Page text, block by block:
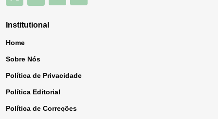
Institutional
Home
Sobre Nós
Política de Privacidade
Política Editorial
Política de Correções